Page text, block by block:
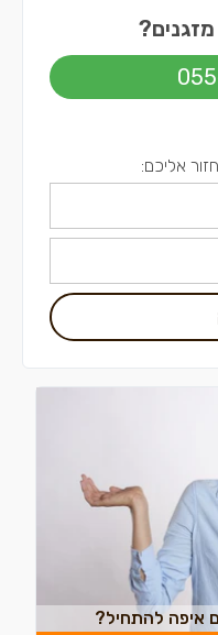
אליכם:
איפה להתחיל?